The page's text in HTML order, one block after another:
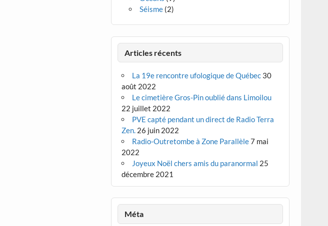
Séisme (2)
Articles récents
La 19e rencontre ufologique de Québec 30
août 2022
Le cimetière Gros-Pin oublié dans Limoilou
22 juillet 2022
PVE capté pendant un direct de Radio Terra
Zen. 26 juin 2022
Radio-Outretombe à Zone Parallèle7 mai
2022
Joyeux Noël chers amis du paranormal 25
décembre 2021
Méta